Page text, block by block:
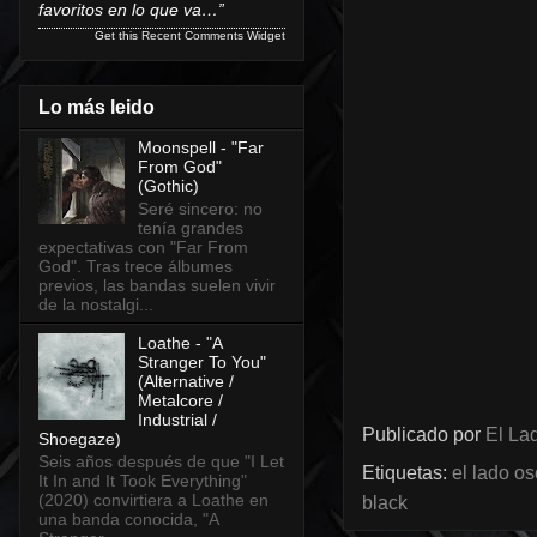
Publicado por El
Etiquetas: el lado
black
favoritos en lo que va…”
Get this Recent Comments Widget
Lo más leido
Moonspell - "Far
From God"
(Gothic)
Seré sincero: no
tenía grandes
expectativas con "Far From
God". Tras trece álbumes
previos, las bandas suelen vivir
de la nostalgi...
Loathe - "A
Stranger To You"
(Alternative /
Metalcore /
Industrial /
Shoegaze)
Seis años después de que "I Let
It In and It Took Everything"
(2020) convirtiera a Loathe en
una banda conocida, "A